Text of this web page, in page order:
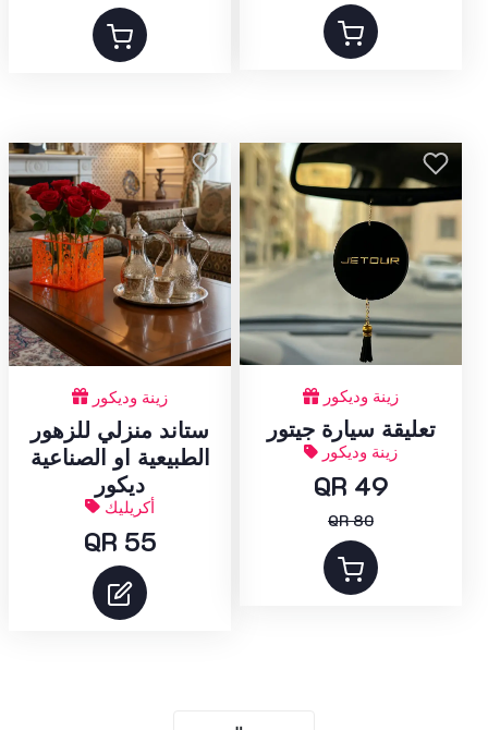
زينة وديكور
ستاند منزلي للزهور
الطبيعية او الصناعية
ديكور
أكريليك
QR 55
زينة وديكور
تعليقة سيارة جيتور
زينة وديكور
QR 49
QR 80